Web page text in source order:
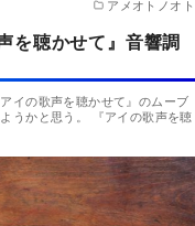
アメオトノオト
を聴かせて』音響調
イの歌声を聴かせて』のムーブ
うかと思う。 『アイの歌声を聴